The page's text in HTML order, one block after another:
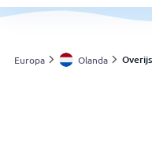
Italia
Svizzera
Europa Olanda